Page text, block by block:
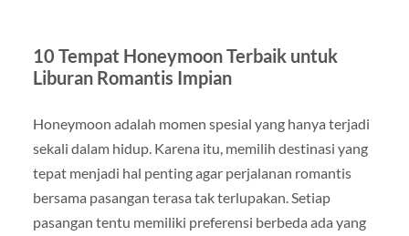
10 Tempat Honeymoon Terbaik untuk
Liburan Romantis Impian
Honeymoon adalah momen spesial yang hanya terjadi
sekali dalam hidup. Karena itu, memilih destinasi yang
tepat menjadi hal penting agar perjalanan romantis
bersama pasangan terasa tak terlupakan. Setiap
pasangan tentu memiliki preferensi berbeda ada yang